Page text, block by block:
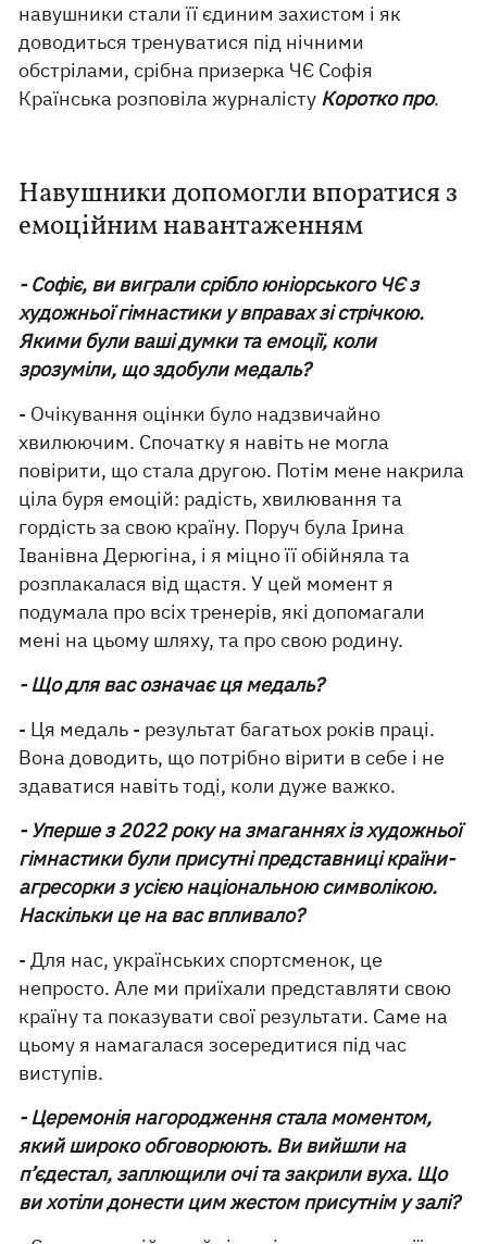
навушники стали її єдиним захистом і як
доводиться тренуватися під нічними
обстрілами, срібна призерка ЧЄ Софія
Країнська розповіла журналісту Коротко про.
Навушники допомогли впоратися з
емоційним навантаженням
- Софіє, ви виграли срібло юніорського ЧЄ з
художньої гімнастики у вправах зі стрічкою.
Якими були ваші думки та емоції, коли
зрозуміли, що здобули медаль?
- Очікування оцінки було надзвичайно
хвилюючим. Спочатку я навіть не могла
повірити, що стала другою. Потім мене накрила
ціла буря емоцій: радість, хвилювання та
гордість за свою країну. Поруч була Ірина
Іванівна Дерюгіна, і я міцно її обійняла та
розплакалася від щастя. У цей момент я
подумала про всіх тренерів, які допомагали
мені на цьому шляху, та про свою родину.
- Що для вас означає ця медаль?
- Ця медаль - результат багатьох років праці.
Вона доводить, що потрібно вірити в себе і не
здаватися навіть тоді, коли дуже важко.
- Уперше з 2022 року на змаганнях із художньої
гімнастики були присутні представниці країни-
агресорки з усією національною символікою.
Наскільки це на вас впливало?
- Для нас, українських спортсменок, це
непросто. Але ми приїхали представляти свою
країну та показувати свої результати. Саме на
цьому я намагалася зосередитися під час
виступів.
- Церемонія нагородження стала моментом,
який широко обговорюють. Ви вийшли на
п’єдестал, заплющили очі та закрили вуха. Що
ви хотіли донести цим жестом присутнім у залі?